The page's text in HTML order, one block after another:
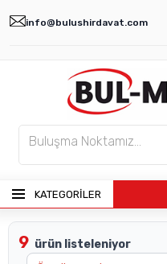
info@bulushirdavat.com
KATEGORİLER
ANASAYFA
9 ürün listeleniyor